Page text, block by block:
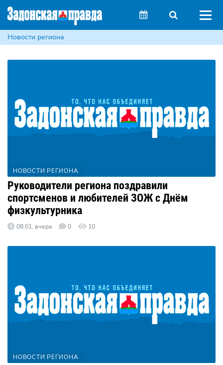
Новости региона
НОВОСТИ РЕГИОНА
Руководители региона поздравили
спортсменов и любителей ЗОЖ с Днём
физкультурника
08:01, вчера 0 10
НОВОСТИ РЕГИОНА